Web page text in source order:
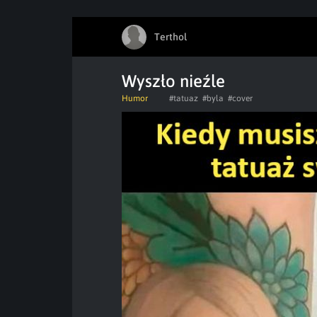
Terthol
Wyszło nieźle
Humor #tatuaz #byla #cover